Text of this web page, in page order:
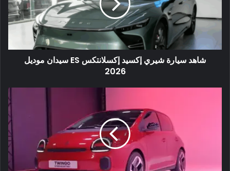
بسبب زيادة سعة البطارية، زاد وزن BYD Atto 3 المحدثة إلى 1880
كجم، وهو أثقل بمقدار 190 كجم إلى 255 كجم من الطراز الحالي
شاهد سيارة شيري إكسيد إكسلانتكس ES سيدان موديل
2026